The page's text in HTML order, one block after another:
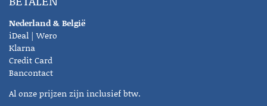
Nederland & België
iDeal | Wero
Klarna
Credit Card
Bancontact
Al onze prijzen zijn inclusief btw.